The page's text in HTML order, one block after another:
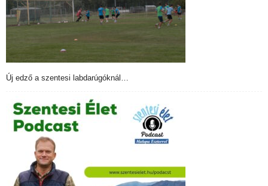
Új edző a szentesi labdarúgóknál…